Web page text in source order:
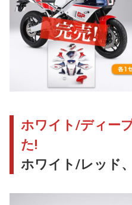
ホワイト/ディー
た!
ホワイト/レッド